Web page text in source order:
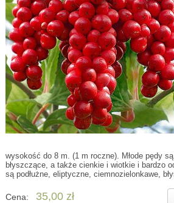
wysokość do 8 m. (1 m roczne). Młode pędy
błyszczące, a także cienkie i wiotkie i bardzo
są podłużne, eliptyczne, ciemnozielonkawe,
Cena: 35,00 zł